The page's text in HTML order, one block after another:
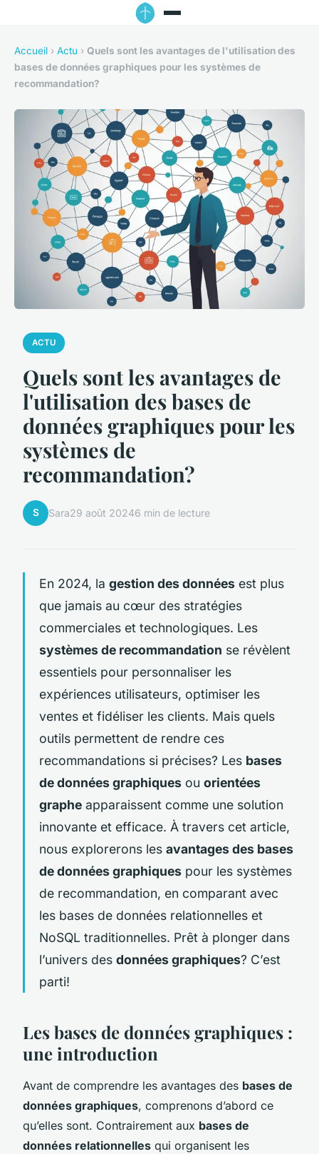
Accueil › Actu › Quels sont les avantages de l'utilisation des
bases de données graphiques pour les systèmes de
recommandation?
ACTU
Quels sont les avantages de
l'utilisation des bases de
données graphiques pour les
systèmes de
recommandation?
S Sara29 août 20246 min de lecture
En 2024, la gestion des données est plus
que jamais au cœur des stratégies
commerciales et technologiques. Les
systèmes de recommandation se révèlent
essentiels pour personnaliser les
expériences utilisateurs, optimiser les
ventes et fidéliser les clients. Mais quels
outils permettent de rendre ces
recommandations si précises? Les bases
de données graphiques ou orientées
graphe apparaissent comme une solution
innovante et efficace. À travers cet article,
nous explorerons les avantages des bases
de données graphiques pour les systèmes
de recommandation, en comparant avec
les bases de données relationnelles et
NoSQL traditionnelles. Prêt à plonger dans
l’univers des données graphiques? C’est
parti!
Les bases de données graphiques :
une introduction
Avant de comprendre les avantages des bases de
données graphiques, comprenons d’abord ce
qu’elles sont. Contrairement aux bases de
données relationnelles qui organisent les